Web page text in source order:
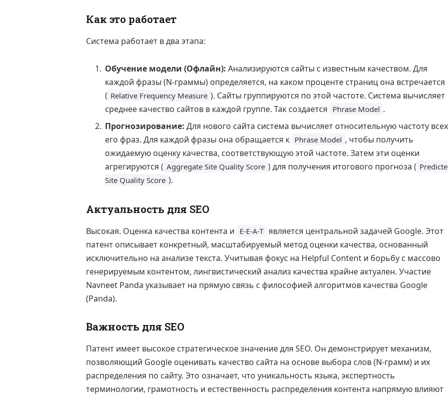
Как это работает
Система работает в два этапа:
Обучение модели (Офлайн): Анализируются сайты с известным качеством. Для
каждой фразы (N-граммы) определяется, на каком проценте страниц она встречается
( Relative Frequency Measure ). Сайты группируются по этой частоте. Система вычисляет
среднее качество сайтов в каждой группе. Так создается Phrase Model .
Прогнозирование: Для нового сайта система вычисляет относительную частоту всех
его фраз. Для каждой фразы она обращается к Phrase Model , чтобы получить
ожидаемую оценку качества, соответствующую этой частоте. Затем эти оценки
агрегируются ( Aggregate Site Quality Score ) для получения итогового прогноза (
Site Quality Score ).
Актуальность для SEO
Высокая. Оценка качества контента и E-E-A-T является центральной задачей Google. Этот
патент описывает конкретный, масштабируемый метод оценки качества, основанный
исключительно на анализе текста. Учитывая фокус на Helpful Content и борьбу с массово
генерируемым контентом, лингвистический анализ качества крайне актуален. Участие
Navneet Panda указывает на прямую связь с философией алгоритмов качества Google
(Panda).
Важность для SEO
Патент имеет высокое стратегическое значение для SEO. Он демонстрирует механизм,
позволяющий Google оценивать качество сайта на основе выбора слов (N-грамм) и их
распределения по сайту. Это означает, что уникальность языка, экспертность
терминологии, грамотность и естественность распределения контента напрямую влияют